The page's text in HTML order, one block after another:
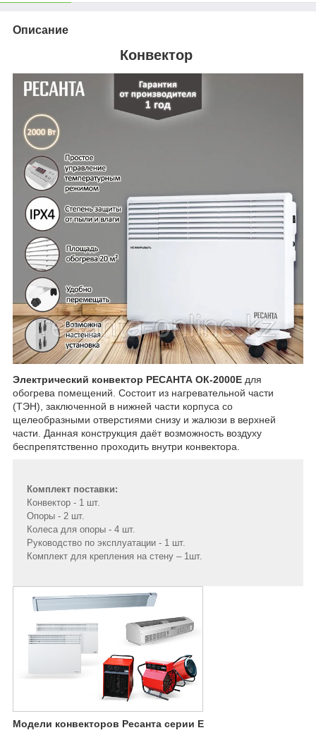
Описание
Конвектор
Электрический конвектор РЕСАНТА ОК-2000Е для
обогрева помещений. Состоит из нагревательной части
(ТЭН), заключенной в нижней части корпуса со
щелеобразными отверстиями снизу и жалюзи в верхней
части. Данная конструкция даёт возможность воздуху
беспрепятственно проходить внутри конвектора.
Комплект поставки:
Конвектор - 1 шт.
Опоры - 2 шт.
Колеса для опоры - 4 шт.
Руководство по эксплуатации - 1 шт.
Комплект для крепления на стену – 1шт.
Модели конвекторов Ресанта серии Е